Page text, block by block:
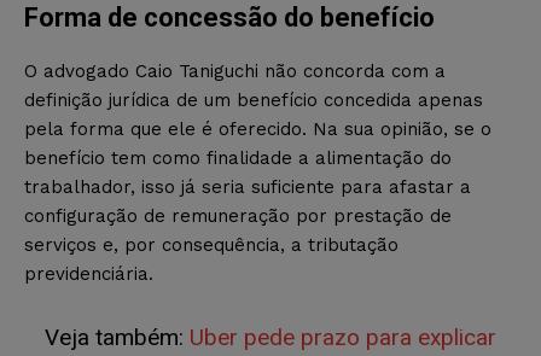
Forma de concessão do benefício
O advogado Caio Taniguchi não concorda com a
definição jurídica de um benefício concedida apenas
pela forma que ele é oferecido. Na sua opinião, se o
benefício tem como finalidade a alimentação do
trabalhador, isso já seria suficiente para afastar a
configuração de remuneração por prestação de
serviços e, por consequência, a tributação
previdenciária.
Veja também: Uber pede prazo para explicar